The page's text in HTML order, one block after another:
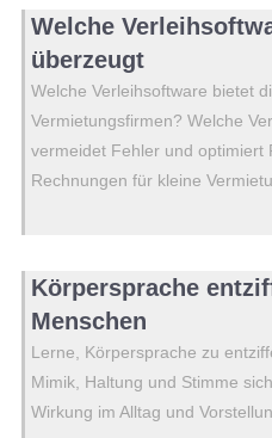
Welche
überzeugt
Welche Verleihsoftware bietet
Vermietungsfirmen? Welche
vermeidet Fehler und optimiert
Rechnungen für kleine
Körpersprache
Menschen
Lerne, Körpersprache zu
Mimik, Haltung und Stimme
Wirkung im Alltag und